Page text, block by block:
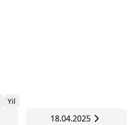
Yil
18.04.2025